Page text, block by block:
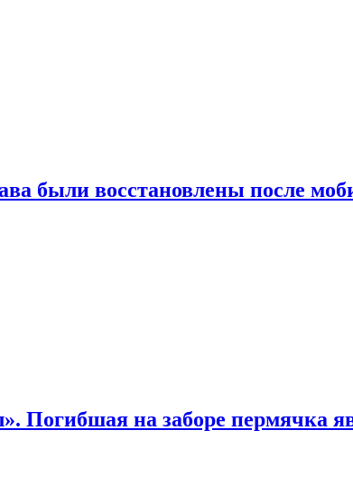
были восстановлены после
Погибшая на заборе пермячка